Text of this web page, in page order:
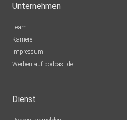
Unternehmen
Team
Karriere
Impressum
Werben auf podcast.de
Dienst